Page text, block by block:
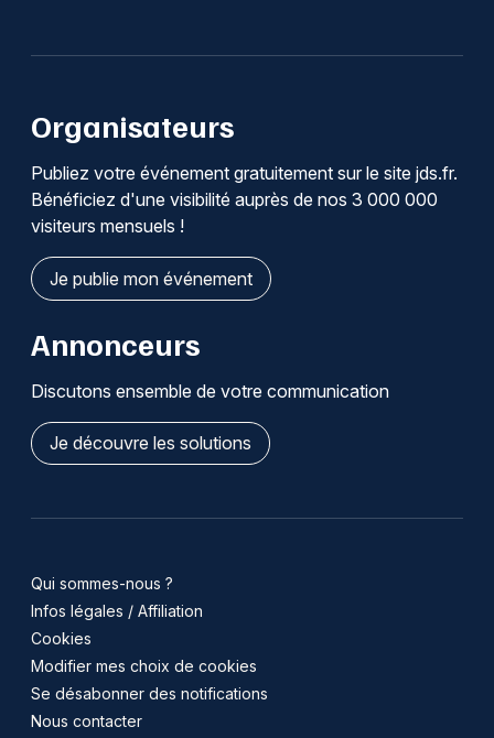
Organisateurs
Publiez votre événement gratuitement sur le site jds.fr.
Bénéficiez d'une visibilité auprès de nos 3 000 000
visiteurs mensuels !
Je publie mon événement
Annonceurs
Discutons ensemble de votre communication
Je découvre les solutions
Qui sommes-nous ?
Infos légales / Affiliation
Cookies
Modifier mes choix de cookies
Se désabonner des notifications
Nous contacter